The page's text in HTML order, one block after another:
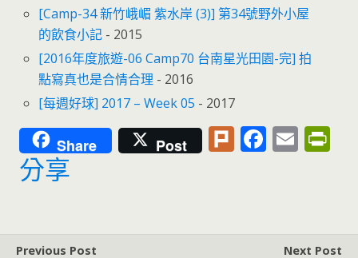
[Camp-34 新竹峨嵋 紫水岸 (3)] 第34號野外小屋
的飲食小記 - 2015
[2016年度旅遊-06 Camp70 台南星光田園-完] 拍
點寫真也是合情合理 - 2016
[每週好球] 2017 – Week 05 - 2017
Share Post Pl F E
e
分享
Previous Post Next Post